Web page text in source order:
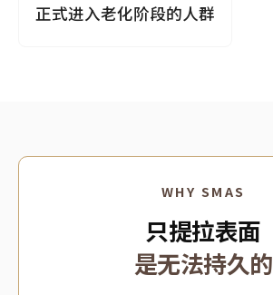
正式进入老化阶段的人群
WHY SMAS
只提拉表面
是无法持久的